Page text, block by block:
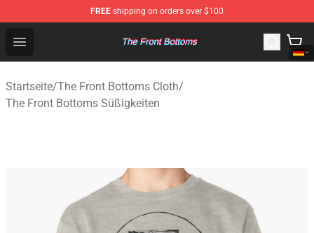
FREE shipping on orders over $100
Open menu
The Front Bottoms Store - Official The Front Bottoms
Startseite/The Front Bottoms Cloth/
The Front Bottoms Süßigkeiten